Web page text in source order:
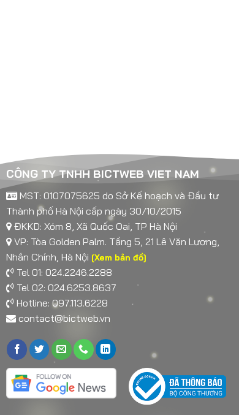
CÔNG TY TNHH BICTWEB VIET NAM
MST: 0107075625 do Sở Kế hoạch và Đầu tư
Thành phố Hà Nội cấp ngày 30/10/2015
ĐKKD: Xóm 8, Xã Quốc Oai, TP Hà Nội
VP: Tòa Golden Palm. Tầng 5, 21 Lê Văn Lương,
Nhân Chính, Hà Nội [Xem bản đồ]
Tel 01: 024.2246.2288
Tel 02: 024.6253.8637
Hotline: 097.113.6228
contact@bictweb.vn